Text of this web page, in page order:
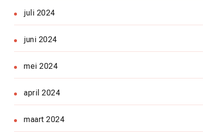
juli 2024
juni 2024
mei 2024
april 2024
maart 2024